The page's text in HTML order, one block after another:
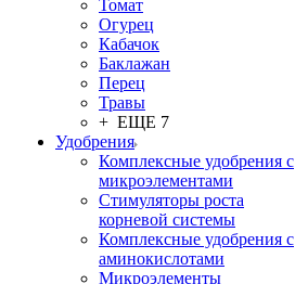
Томат
Огурец
Кабачок
Баклажан
Перец
Травы
+ ЕЩЕ 7
Удобрения
Комплексные удобрения с
микроэлементами
Стимуляторы роста
корневой системы
Комплексные удобрения с
аминокислотами
Микроэлементы